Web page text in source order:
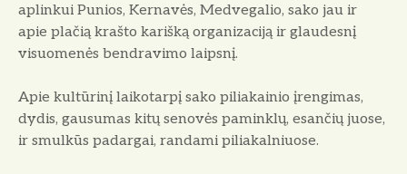
aplinkui Punios, Kernavės, Medvegalio, sako jau ir
apie plačią krašto karišką organizaciją ir glaudesnį
visuomenės bendravimo laipsnį.
Apie kultūrinį laikotarpį sako piliakainio įrengimas,
dydis, gausumas kitų senovės paminklų, esančių juose,
ir smulkūs padargai, randami piliakalniuose.